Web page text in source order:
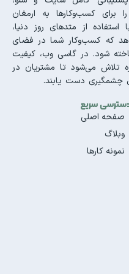
برای کسب‌وکارها به ارمغان
از متدهای روز دنیا،
که کسب‌وکار شما در فضای
شود. در گاسی وب، کیفیت
تلاش می‌شود تا مشتریان در
چشمگیری دست یابند.
سریع
صفحه اصلی
وبلاگ
نمونه کارها